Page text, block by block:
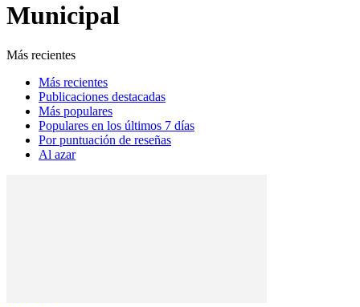
Municipal
Más recientes
Más recientes
Publicaciones destacadas
Más populares
Populares en los últimos 7 días
Por puntuación de reseñas
Al azar